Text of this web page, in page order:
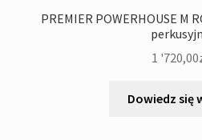
PREMIER POWERHOUSE M
1 '720,00
Dowiedz się